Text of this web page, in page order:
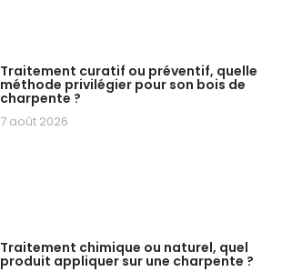
Traitement curatif ou préventif, quelle
méthode privilégier pour son bois de
charpente ?
7 août 2026
Traitement chimique ou naturel, quel
produit appliquer sur une charpente ?